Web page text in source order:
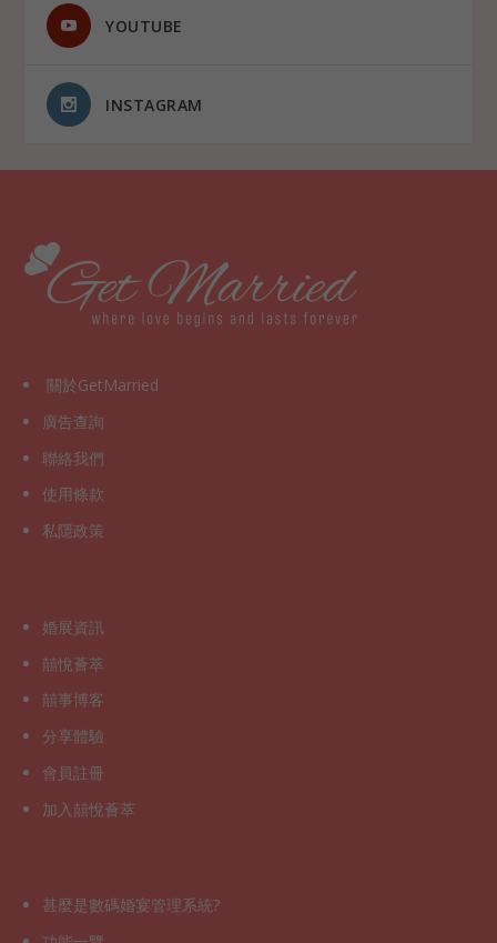
YOUTUBE
INSTAGRAM
關於GetMarried
廣告查詢
聯絡我們
使用條款
私隱政策
婚展資訊
囍悅薈萃
囍事博客
分享體驗
會員註冊
加入囍悅薈萃
甚麼是數碼婚宴管理系統?